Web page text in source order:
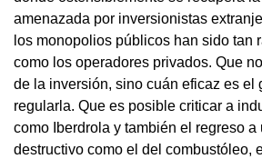
amenazada por inversionistas
los monopolios públicos han sido tan
como los operadores privados. Que
de la inversión, sino cuán eficaz es el
regularla. Que es posible criticar a
como Iberdrola y también el regreso a
destructivo como el del combustóleo,